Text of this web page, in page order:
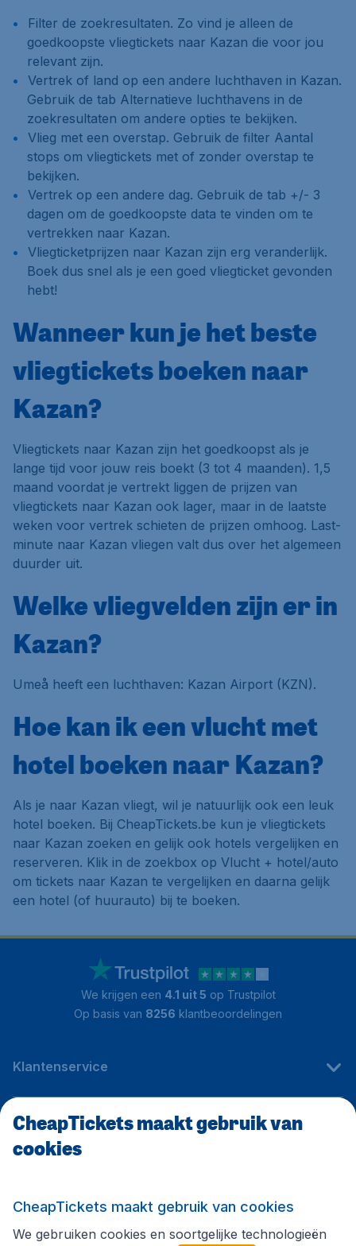
Filter de zoekresultaten. Zo vind je alleen de
goedkoopste vliegtickets naar Kazan die voor jou
relevant zijn.
Vertrek of land op een andere luchthaven in Kazan.
Gebruik de tab Alternatieve luchthavens in de
zoekresultaten om andere opties te bekijken.
Vlieg met een overstap. Gebruik de filter Aantal
stops om vliegtickets met of zonder overstap te
bekijken.
Vertrek op een andere dag. Gebruik de tab +/- 3
dagen om de goedkoopste data te vinden om te
vertrekken naar Kazan.
Vliegticketprijzen naar Kazan zijn erg veranderlijk.
Boek dus snel als je een goed vliegticket gevonden
hebt!
Wanneer kun je het beste
vliegtickets boeken naar
Kazan?
Vliegtickets naar Kazan zijn het goedkoopst als je
lange tijd voor jouw reis boekt (3 tot 4 maanden). 1,5
maand voordat je vertrekt liggen de prijzen van
vliegtickets naar Kazan ook lager, maar in de laatste
weken voor vertrek schieten de prijzen omhoog. Last-
minute naar Kazan vliegen valt dus over het algemeen
duurder uit.
Welke vliegvelden zijn er in
Kazan?
Umeå heeft een luchthaven: Kazan Airport (KZN).
Hoe kan ik een vlucht met
hotel boeken naar Kazan?
Als je naar Kazan vliegt, wil je natuurlijk ook een leuk
hotel boeken. Bij CheapTickets.be kun je vliegtickets
naar Kazan zoeken en gelijk ook hotels vergelijken en
reserveren. Klik in de zoekbox op Vlucht + hotel/auto
om tickets naar Kazan te vergelijken en daarna gelijk
een hotel (of huurauto) bij te boeken.
We krijgen een 4.1 uit 5 op Trustpilot
Op basis van 8256 klantbeoordelingen
Klantenservice
CheapTickets.be
Volg CheapTickets.be
CheapTickets maakt gebruik van
cookies
CheapTickets maakt gebruik van cookies
We gebruiken cookies en soortgelijke technologieën